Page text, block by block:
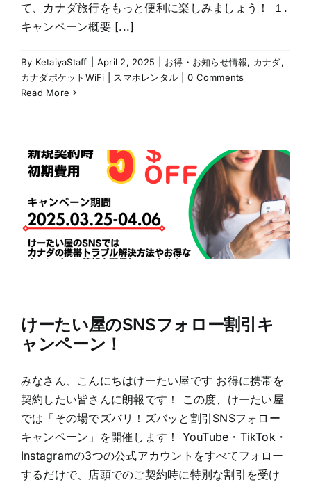
て、カナダ旅行をもっと便利に楽しみましょう！ １.
キャンペーン概要 [...]
By KetaiyaStaff April 2, 2025 お得・お知らせ情報, カナダ,
カナダポケットWiFi | スマホレンタル
0 Comments
Read More
けーたい屋のSNSフォロー割引キ
ャンペーン！
みなさん、こんにちはけーたい屋です お得に携帯を
契約したい皆さんに朗報です！ この度、けーたい屋
では「その場でズバリ！ズバッと割引SNSフォロー
キャンペーン」を開催します！ YouTube・TikTok・
Instagramの3つの公式アカウントをすべてフォロー
するだけで、店頭でのご契約時に特別な割引を受け